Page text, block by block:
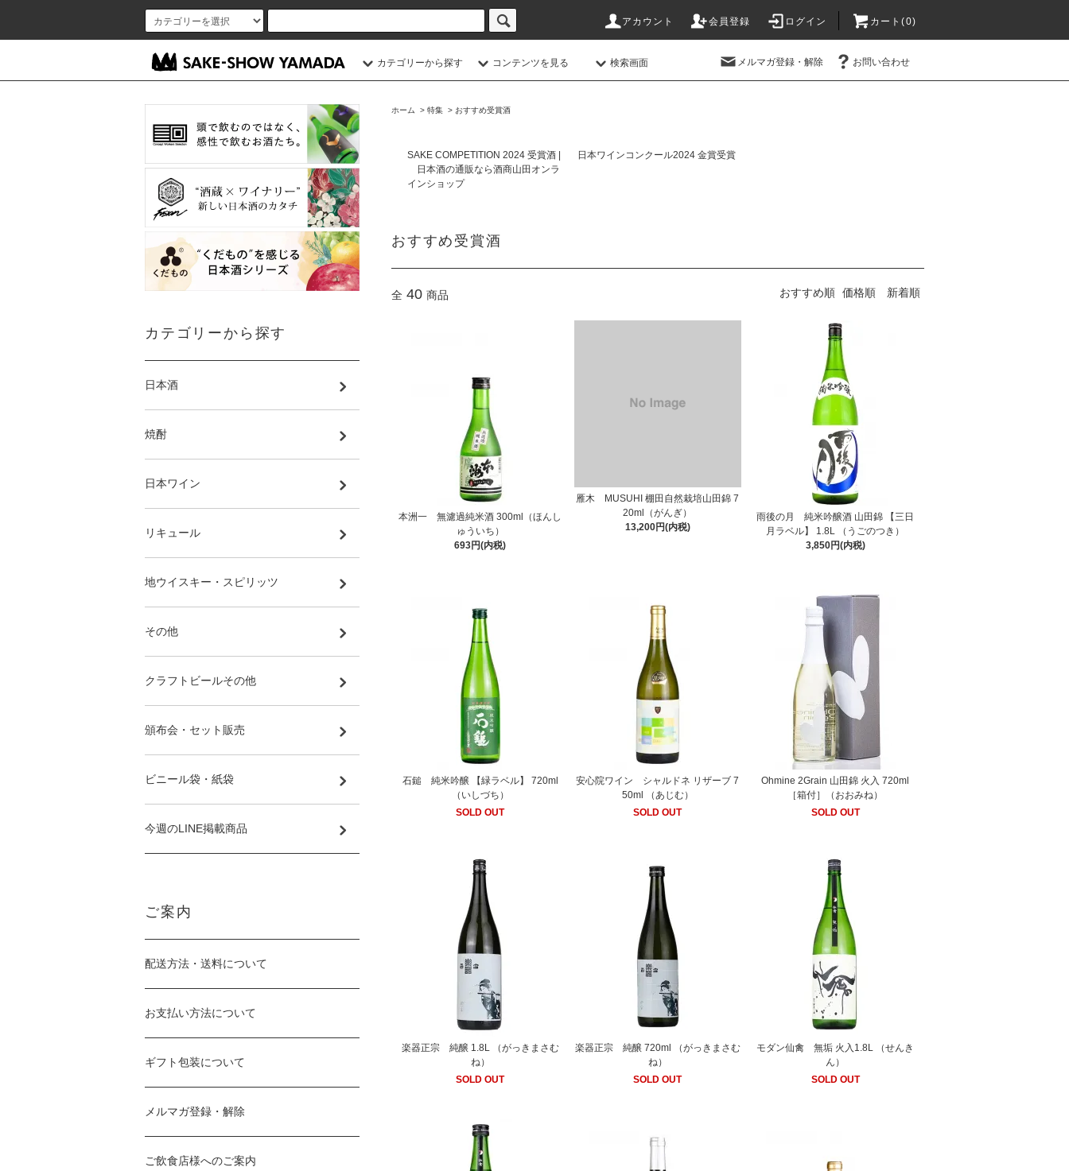
アカウント 会員登録 ログイン カート(0)
カテゴリーから探す コンテンツを見る 検索画面 メルマガ登録・解除 お問い合わせ
ホーム > 特集 > おすすめ受賞酒
SAKE COMPETITION 2024 受賞酒 |
日本酒の通販なら酒商山田オンラ
インショップ
日本ワインコンクール2024 金賞受賞
おすすめ受賞酒
全 40 商品 おすすめ順 価格順 新着順
本洲一 無濾過純米酒 300ml（ほんし
ゅういち）
693円(内税)
雁木 MUSUHI 棚田自然栽培山田錦 7
20ml（がんぎ）
13,200円(内税)
雨後の月 純米吟醸酒 山田錦 【三日
月ラベル】 1.8L （うごのつき）
3,850円(内税)
石鎚 純米吟醸 【緑ラベル】 720ml
（いしづち）
SOLD OUT
安心院ワイン シャルドネ リザーブ 7
50ml （あじむ）
SOLD OUT
Ohmine 2Grain 山田錦 火入 720ml
［箱付］（おおみね）
SOLD OUT
楽器正宗 純醸 1.8L （がっきまさむ
ね）
SOLD OUT
楽器正宗 純醸 720ml （がっきまさむ
ね）
SOLD OUT
モダン仙禽 無垢 火入1.8L （せんき
ん）
SOLD OUT
カテゴリーから探す
日本酒
焼酎
日本ワイン
リキュール
地ウイスキー・スピリッツ
その他
クラフトビールその他
頒布会・セット販売
ビニール袋・紙袋
今週のLINE掲載商品
ご案内
配送方法・送料について
お支払い方法について
ギフト包装について
メルマガ登録・解除
ご飲食店様へのご案内